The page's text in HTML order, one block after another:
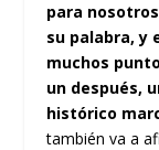
para
su palabra, y
muchos
un después,
histórico
también va a